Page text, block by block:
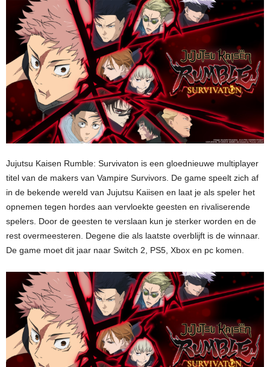
Jujutsu Kaisen Rumble: Survivaton is een gloednieuwe multiplayer
titel van de makers van Vampire Survivors. De game speelt zich af
in de bekende wereld van Jujutsu Kaiisen en laat je als speler het
opnemen tegen hordes aan vervloekte geesten en rivaliserende
spelers. Door de geesten te verslaan kun je sterker worden en de
rest overmeesteren. Degene die als laatste overblijft is de winnaar.
De game moet dit jaar naar Switch 2, PS5, Xbox en pc komen.